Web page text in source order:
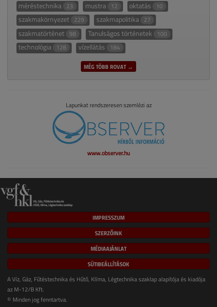
méréstechnika 23 mustra 12 oktatás 10
szakmakörnyezet 229 szakmapolitika 27
szakmatörténet 98 Tanulságos történetek 100
technológia 128 vízellátás 184
MÉG TÖBB ROVAT →
Lapunkat rendszeresen szemlézi az
www.observer.hu
IMPRESSZUM
SZERZŐINK
MÉDIAAJÁNLAT
SÜTIBEÁLLÍTÁSOK
A Víz, Gáz, Fűtéstechnika és Hűtő, Klíma, Légtechnika szaklap alapítója és kiadója
az M-12/B Kft.
© Minden jog fenntartva.